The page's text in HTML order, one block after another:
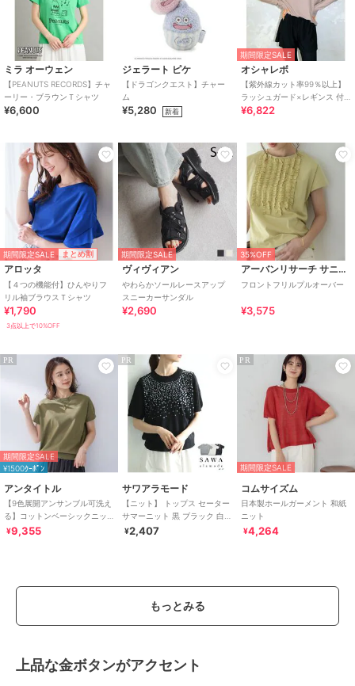
ミラ オーウェン
【PEANUTS RECORDS】チャ
ーリー・ブラウンＴシャツ
¥6,600
ジェラート ピケ
【ドラゴンクエスト】チャー
ム
¥5,280 新着
期間限定SALE
オシャレボ
【紫外線カット率99％以上】
ラッシュガード×レギンス 付
き タンキニ
¥6,822
期間限定SALE まとめ割
アロッタ
【４つの機能付】ひんやりフ
リル袖ブラウスＴシャツ
¥1,790
3点以上で10%OFF
期間限定SALE
ヴィヴィアン
やわらかソールレースアップ
スニーカーサンダル
¥2,690
35%OFF
アーバンリサーチ サニーレーベル
フロントフリルプルオーバー
¥3,575
PR
期間限定SALE
¥1500ｸｰﾎﾟﾝ
アンタイトル
【9色展開アンサンブル可洗え
る】コットンベーシックニッ
ト
¥9,355
PR
サワアラモード
【ニット】 トップス セーター
サマーニット 黒 ブラック 白
ホワイト グレー 半袖 スパンコ
¥2,407
PR
期間限定SALE
コムサイズム
日本製ホールガーメント 和紙
ニット
¥4,264
もっとみる
上品な金ボタンがアクセント